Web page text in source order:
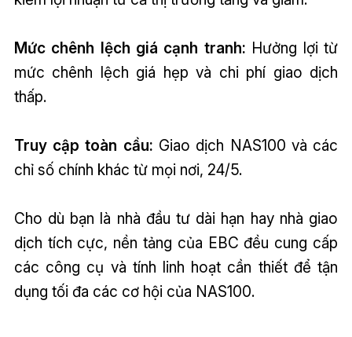
Mức chênh lệch giá cạnh tranh: Hưởng lợi từ
mức chênh lệch giá hẹp và chi phí giao dịch
thấp.
Truy cập toàn cầu: Giao dịch NAS100 và các
chỉ số chính khác từ mọi nơi, 24/5.
Cho dù bạn là nhà đầu tư dài hạn hay nhà giao
dịch tích cực, nền tảng của EBC đều cung cấp
các công cụ và tính linh hoạt cần thiết để tận
dụng tối đa các cơ hội của NAS100.